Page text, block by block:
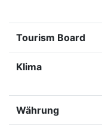
Tourism Board
Klima
Währung